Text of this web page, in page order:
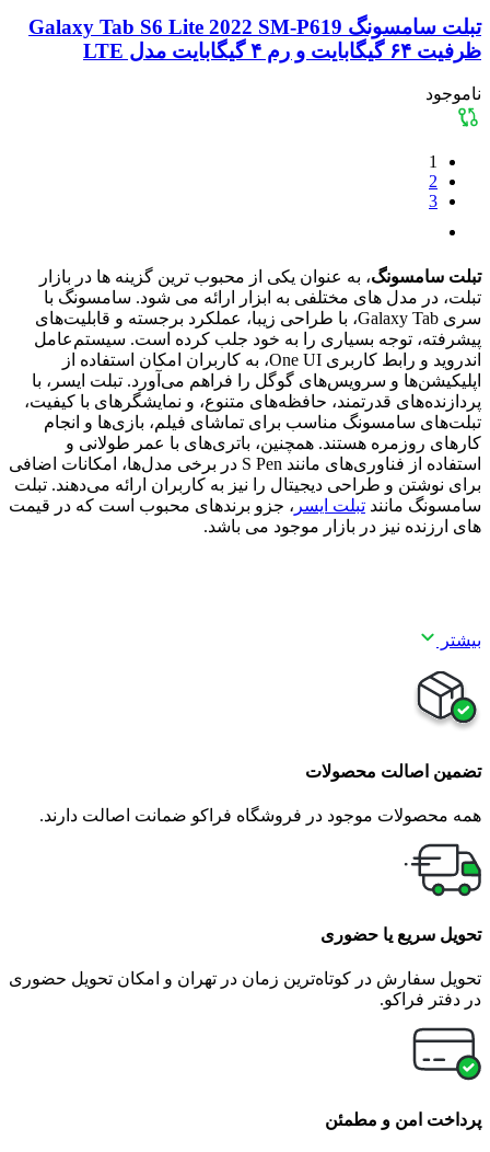
تبلت سامسونگ Galaxy Tab S6 Lite 2022 SM-P619
ظرفیت ۶۴ گیگابایت و رم ۴ گیگابایت مدل LTE
ناموجود
1
2
3
تبلت سامسونگ، به عنوان یکی از محبوب ترین گزینه ها در بازار
تبلت، در مدل های مختلفی به ابزار ارائه می شود. سامسونگ با
سری Galaxy Tab، با طراحی زیبا، عملکرد برجسته و قابلیت‌های
پیشرفته، توجه بسیاری را به خود جلب کرده است. سیستم‌عامل
اندروید و رابط کاربری One UI، به کاربران امکان استفاده از
اپلیکیشن‌ها و سرویس‌های گوگل را فراهم می‌آورد. تبلت ایسر، با
پردازنده‌های قدرتمند، حافظه‌های متنوع، و نمایشگرهای با کیفیت،
تبلت‌های سامسونگ مناسب برای تماشای فیلم، بازی‌ها و انجام
کارهای روزمره هستند. همچنین، باتری‌های با عمر طولانی و
استفاده از فناوری‌های مانند S Pen در برخی مدل‌ها، امکانات اضافی
برای نوشتن و طراحی دیجیتال را نیز به کاربران ارائه می‌دهند. تبلت
سامسونگ مانند تبلت ایسر ، جزو برندهای محبوب است که در قیمت
های ارزنده نیز در بازار موجود می باشد.
بیشتر
تضمین اصالت محصولات
همه محصولات موجود در فروشگاه فراکو ضمانت اصالت دارند.
تحویل سریع یا حضوری
تحویل سفارش در کوتاه‌ترین زمان در تهران و امکان تحویل حضوری
در دفتر فراکو.
پرداخت امن و مطمئن